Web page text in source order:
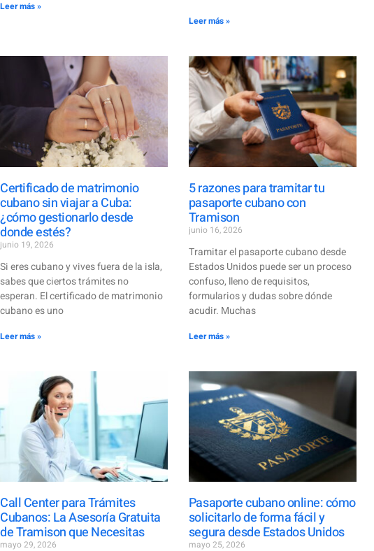
Leer más »
Leer más »
Certificado de matrimonio
cubano sin viajar a Cuba:
¿cómo gestionarlo desde
donde estés?
junio 19, 2026
Si eres cubano y vives fuera de la isla,
sabes que ciertos trámites no
esperan. El certificado de matrimonio
cubano es uno
Leer más »
5 razones para tramitar tu
pasaporte cubano con
Tramison
junio 16, 2026
Tramitar el pasaporte cubano desde
Estados Unidos puede ser un proceso
confuso, lleno de requisitos,
formularios y dudas sobre dónde
acudir. Muchas
Leer más »
Call Center para Trámites
Cubanos: La Asesoría Gratuita
de Tramison que Necesitas
mayo 29, 2026
Pasaporte cubano online: cómo
solicitarlo de forma fácil y
segura desde Estados Unidos
mayo 25, 2026